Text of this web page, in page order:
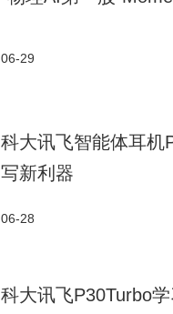
06-29
科大讯飞智能体耳机
写新利器
06-28
科大讯飞P30Turbo